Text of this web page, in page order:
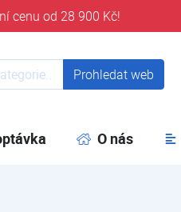
cenu od 28 900 Kč!
Prohledat web
O nás